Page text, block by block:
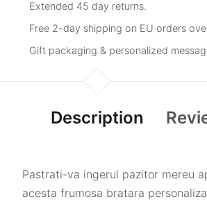
Extended 45 day returns.
Free 2-day shipping on EU orders
Gift packaging & personalized
Description
Pastrati-va ingerul pazitor mereu
acesta frumosa bratara